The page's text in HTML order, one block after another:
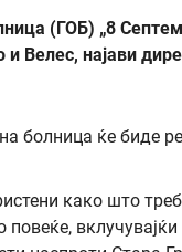
(ГОБ) „8
и Велес, најави
како што